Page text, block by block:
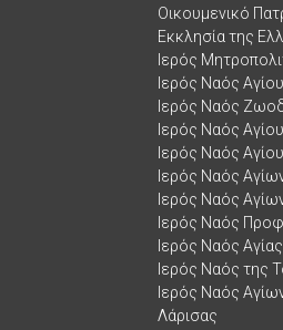
Οικουμενικό
Εκκλησία της
Ιερός
Ιερός Ναός
Ιερός Ναός
Ιερός Ναός
Ιερός Ναός
Ιερός Ναός
Ιερός Ναός
Ιερός Ναός
Ιερός Ναός
Ιερός Ναός της
Ιερός Ναός
Λάρισας